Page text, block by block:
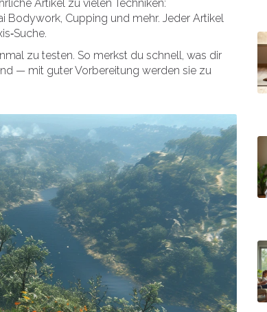
Artikel zu vielen Techniken:
Bodywork, Cupping und mehr. Jeder Artikel
zu testen. So merkst du schnell, was dir
— mit guter Vorbereitung werden sie zu